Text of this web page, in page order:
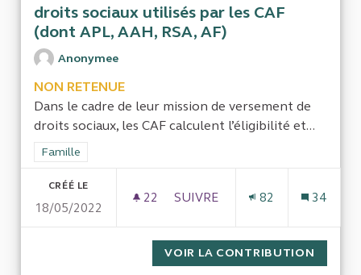
droits sociaux utilisés par les CAF
(dont APL, AAH, RSA, AF)
Anonymee
NON RETENUE
Dans le cadre de leur mission de versement de
droits sociaux, les CAF calculent l’éligibilité et...
Filtrer les résultats de la catégorie : Famille
Famille
CRÉÉ LE
18/05/2022
22 22 ABONNÉS
SUIVRE
82 34
VOIR LA CONTRIBUTION